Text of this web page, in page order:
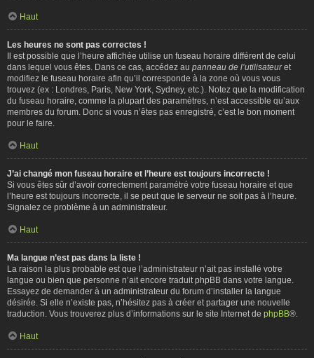
Haut
Les heures ne sont pas correctes !
Il est possible que l’heure affichée utilise un fuseau horaire différent de celui
dans lequel vous êtes. Dans ce cas, accédez au panneau de l’utilisateuret
modifiez le fuseau horaire afin qu’il corresponde à la zone où vous vous
trouvez (ex : Londres, Paris, New York, Sydney, etc.). Notez que la modification
du fuseau horaire, comme la plupart des paramètres, n’est accessible qu’aux
membres du forum. Donc si vous n’êtes pas enregistré, c’est le bon moment
pour le faire.
Haut
J’ai changé mon fuseau horaire et l’heure est toujours incorrecte !
Si vous êtes sûr d’avoir correctement paramétré votre fuseau horaire et que
l’heure est toujours incorrecte, il se peut que le serveur ne soit pas à l’heure.
Signalez ce problème à un administrateur.
Haut
Ma langue n’est pas dans la liste !
La raison la plus probable est que l’administrateur n’ait pas installé votre
langue ou bien que personne n’ait encore traduit phpBB dans votre langue.
Essayez de demander à un administrateur du forum d’installer la langue
désirée. Si elle n’existe pas, n’hésitez pas à créer et partager une nouvelle
traduction. Vous trouverez plus d’informations sur le site Internet de phpBB®.
Haut